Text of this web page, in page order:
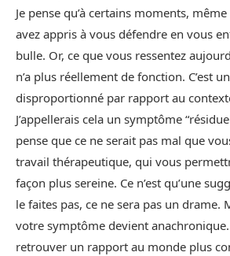
Je pense qu’à certains moments,
avez appris à vous défendre en vous
bulle. Or, ce que vous ressentez
n’a plus réellement de fonction. C’est
disproportionné par rapport au
J’appellerais cela un symptôme
pense que ce ne serait pas mal que
travail thérapeutique, qui vous
façon plus sereine. Ce n’est qu’une
le faites pas, ce ne sera pas un drame.
votre symptôme devient
retrouver un rapport au monde plus